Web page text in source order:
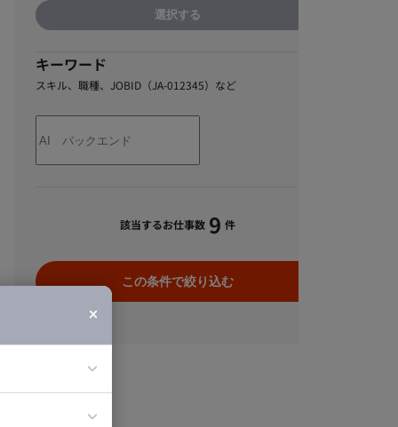
選択する
キーワード
スキル、職種、JOBID（JA-012345）など
該当するお仕事数 9 件
この条件で絞り込む